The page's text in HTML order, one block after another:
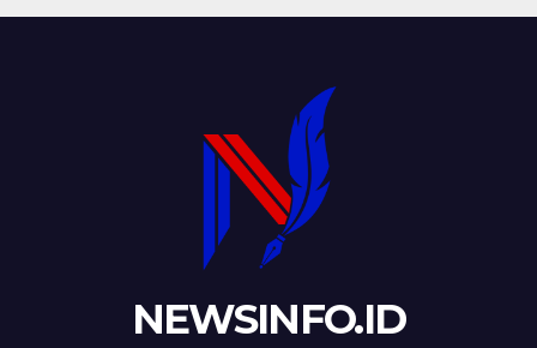
NEWSINFO.ID